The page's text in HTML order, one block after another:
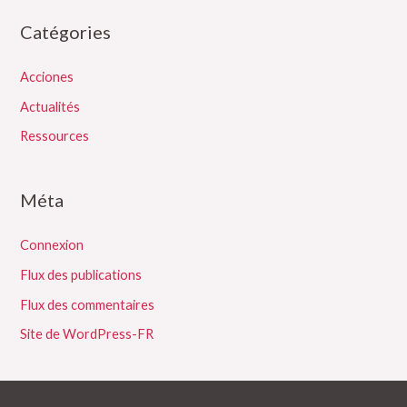
Catégories
Acciones
Actualités
Ressources
Méta
Connexion
Flux des publications
Flux des commentaires
Site de WordPress-FR